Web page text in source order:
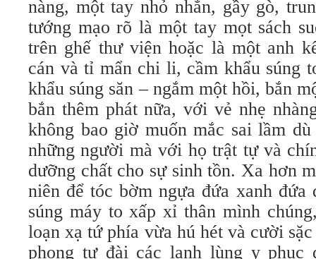
nàng, một tay nhỏ nhắn, gầy gò,
tướng mạo rõ là một tay mọt sách
trên ghế thư viện hoặc là một anh
cán và tỉ mẩn chi li, cầm khẩu súng
khẩu súng săn – ngắm một hồi, bắn
bắn thêm phát nữa, với vẻ nhẹ
không bao giờ muốn mắc sai lầm
những người mà với họ trật tự và
dưỡng chất cho sự sinh tồn. Xa hơn
niên để tóc bờm ngựa đứa xanh đứa
súng máy to xấp xỉ thân mình
loạn xạ tứ phía vừa hú hét và cười
phong tư đài các lạnh lùng y phục